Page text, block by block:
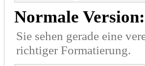
Normale Version:
Sie sehen gerade eine
richtiger Formatierung.